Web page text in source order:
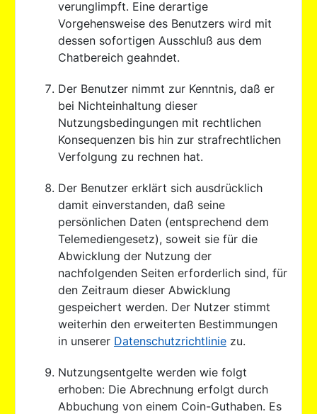
verunglimpft. Eine derartige
Vorgehensweise des Benutzers wird mit
dessen sofortigen Ausschluß aus dem
Chatbereich geahndet.
Der Benutzer nimmt zur Kenntnis, daß er
bei Nichteinhaltung dieser
Nutzungsbedingungen mit rechtlichen
Konsequenzen bis hin zur strafrechtlichen
Verfolgung zu rechnen hat.
Der Benutzer erklärt sich ausdrücklich
damit einverstanden, daß seine
persönlichen Daten (entsprechend dem
Telemediengesetz), soweit sie für die
Abwicklung der Nutzung der
nachfolgenden Seiten erforderlich sind, für
den Zeitraum dieser Abwicklung
gespeichert werden. Der Nutzer stimmt
weiterhin den erweiterten Bestimmungen
in unserer Datenschutzrichtlinie zu.
Nutzungsentgelte werden wie folgt
erhoben: Die Abrechnung erfolgt durch
Abbuchung von einem Coin-Guthaben. Es